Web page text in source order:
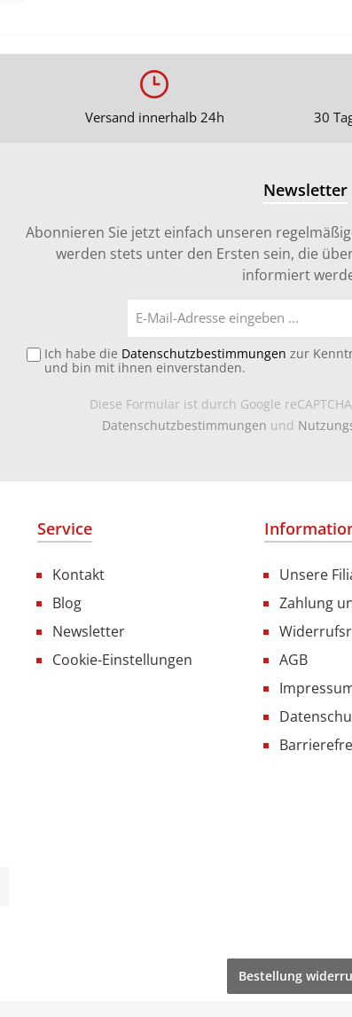
Versand innerhalb 24h 30
Newsletter
Abonnieren Sie jetzt einfach unseren
werden stets unter den Ersten sein, die
informiert
Mail-
Ich habe die Datenschutzbestimmungen zur
und bin mit ihnen einverstanden.
Diese Formular ist durch Google
Datenschutzbestimmungen und
Service
Kontakt
Blog
Newsletter
Cookie-Einstellungen
Unsere
Zahlung
AGB
Bestellung